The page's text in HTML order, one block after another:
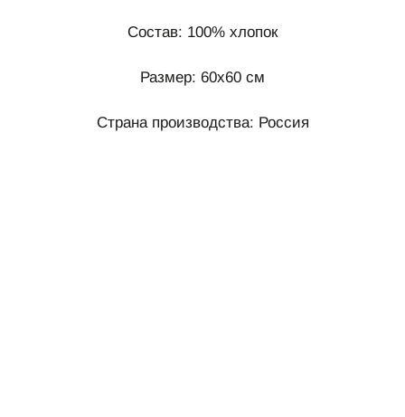
Состав: 100% хлопок
Размер: 60х60 см
Страна производства: Россия